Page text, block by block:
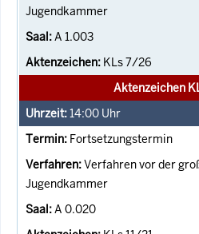
Jugendkammer
A 1.003
KLs 7/26
Aktenzeichen
14:00 Uhr
Fortsetzungstermin
Verfahren vor der
Jugendkammer
A 0.020